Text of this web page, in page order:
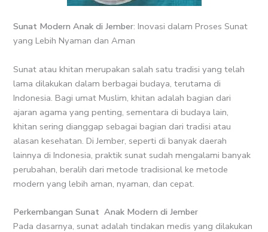
Sunat Modern Anak di Jember: Inovasi dalam Proses Sunat
yang Lebih Nyaman dan Aman
Sunat atau khitan merupakan salah satu tradisi yang telah
lama dilakukan dalam berbagai budaya, terutama di
Indonesia. Bagi umat Muslim, khitan adalah bagian dari
ajaran agama yang penting, sementara di budaya lain,
khitan sering dianggap sebagai bagian dari tradisi atau
alasan kesehatan. Di Jember, seperti di banyak daerah
lainnya di Indonesia, praktik sunat sudah mengalami banyak
perubahan, beralih dari metode tradisional ke metode
modern yang lebih aman, nyaman, dan cepat.
Perkembangan Sunat Anak Modern di Jember
Pada dasarnya, sunat adalah tindakan medis yang dilakukan